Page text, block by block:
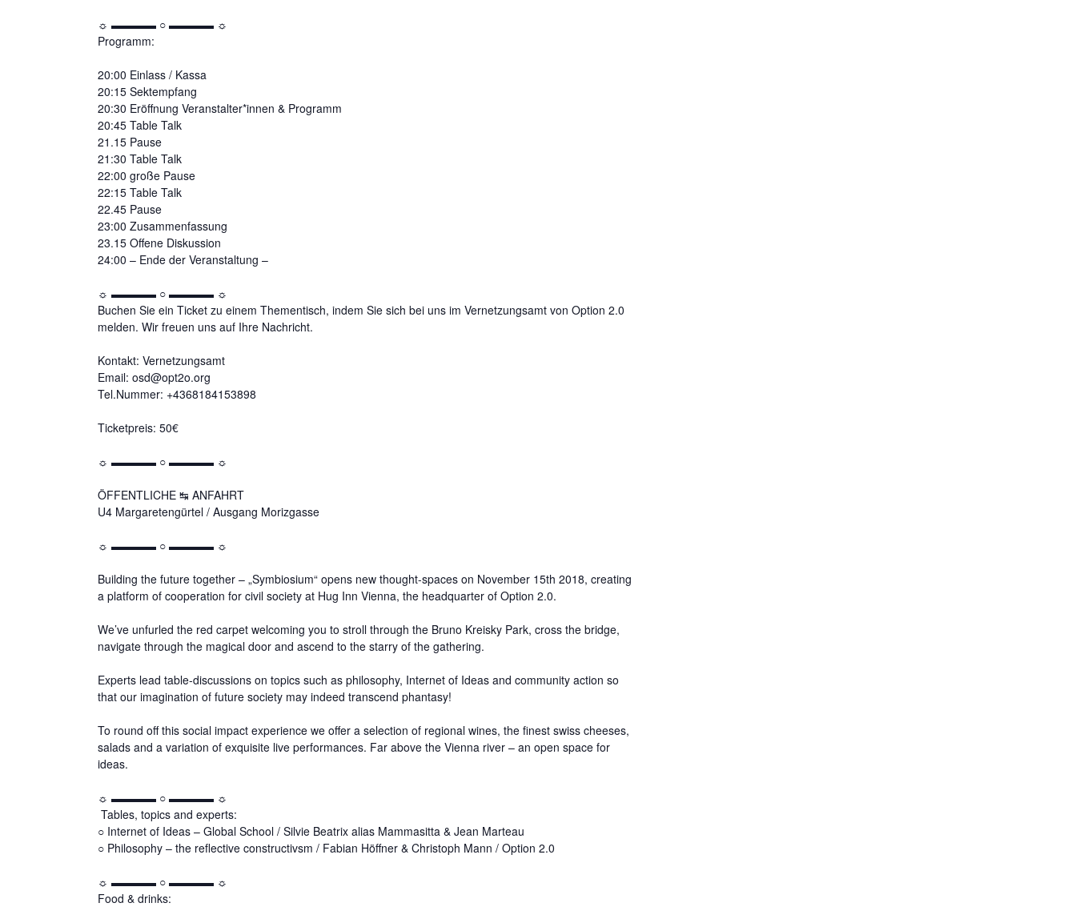
☼ ▬▬▬▬ ○ ▬▬▬▬ ☼
Programm:
20:00 Einlass / Kassa
20:15 Sektempfang
20:30 Eröffnung Veranstalter*innen & Programm
20:45 Table Talk
21.15 Pause
21:30 Table Talk
22:00 große Pause
22:15 Table Talk
22.45 Pause
23:00 Zusammenfassung
23.15 Offene Diskussion
24:00 – Ende der Veranstaltung –
☼ ▬▬▬▬ ○ ▬▬▬▬ ☼
Buchen Sie ein Ticket zu einem Thementisch, indem Sie sich bei uns im Vernetzungsamt von Option 2.0
melden. Wir freuen uns auf Ihre Nachricht.
Kontakt: Vernetzungsamt
Email: osd@opt2o.org
Tel.Nummer: +4368184153898
Ticketpreis: 50€
☼ ▬▬▬▬ ○ ▬▬▬▬ ☼
ÖFFENTLICHE ↹ ANFAHRT
U4 Margaretengürtel / Ausgang Morizgasse
☼ ▬▬▬▬ ○ ▬▬▬▬ ☼
Building the future together – „Symbiosium“ opens new thought-spaces on November 15th 2018, creating
a platform of cooperation for civil society at Hug Inn Vienna, the headquarter of Option 2.0.
We’ve unfurled the red carpet welcoming you to stroll through the Bruno Kreisky Park, cross the bridge,
navigate through the magical door and ascend to the starry of the gathering.
Experts lead table-discussions on topics such as philosophy, Internet of Ideas and community action so
that our imagination of future society may indeed transcend phantasy!
To round off this social impact experience we offer a selection of regional wines, the finest swiss cheeses,
salads and a variation of exquisite live performances. Far above the Vienna river – an open space for
ideas.
☼ ▬▬▬▬ ○ ▬▬▬▬ ☼
Tables, topics and experts:
○ Internet of Ideas – Global School / Silvie Beatrix alias Mammasitta & Jean Marteau
○ Philosophy – the reflective constructivsm / Fabian Höffner & Christoph Mann / Option 2.0
☼ ▬▬▬▬ ○ ▬▬▬▬ ☼
Food & drinks: